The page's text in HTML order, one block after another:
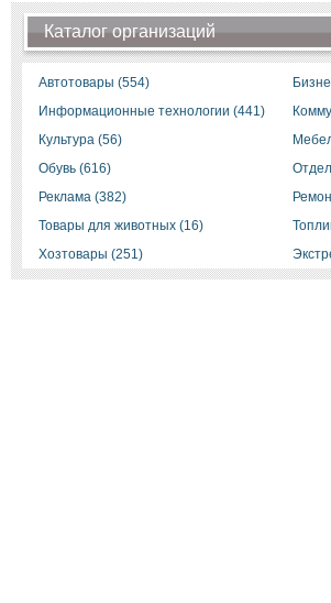
Каталог организаций
Автотовары (554)
Информационные технологии (441)
Культура (56)
Обувь (616)
Реклама (382)
Товары для животных (16)
Хозтовары (251)